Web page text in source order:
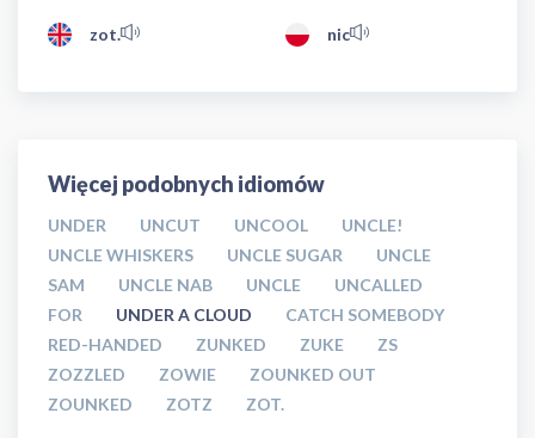
zot. nic
Więcej podobnych idiomów
UNDER UNCUT UNCOOL
UNCLE!
UNCLE WHISKERS
UNCLE SUGAR
UNCLE
SAM
UNCLE NAB UNCLE
UNCALLED
FOR
UNDER A CLOUD
CATCH SOMEBODY
RED-HANDED
ZUNKED ZUKE
ZS
ZOZZLED
ZOWIE
ZOUNKED OUT
ZOUNKED
ZOTZ ZOT.